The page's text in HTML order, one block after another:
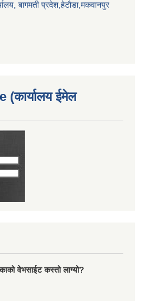
बागमती प्रदेश,हेटाैडा,मकवानपुर
ईमेल
वेभसाईट कस्तो लाग्यो?